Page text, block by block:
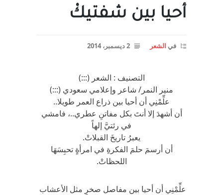
أحيا بين شفتيكْ
في الشعر 2 ديسمبر، 2014
التصنيف : الشعر (:::)
منير النمر/ شاعر وإعلامي سعودي (:::)
علِّمْنِي أن أحيا بين ذراع العمر طويلا..
أن أشهدَ إلا أنتَ بكل مفاتنِ عطري..، فامشي
في رئتيَّ إلهاً
يعبرُ تاريخَ القبلاتْ.
أن أرسمَ حلمَ الفكرةِ في امرأةٍ تحبِسَهَا
اللحظاتْ.
علِّمْنِي أن أحيا بين مفاصل صخرٍ مثل الأعشاب